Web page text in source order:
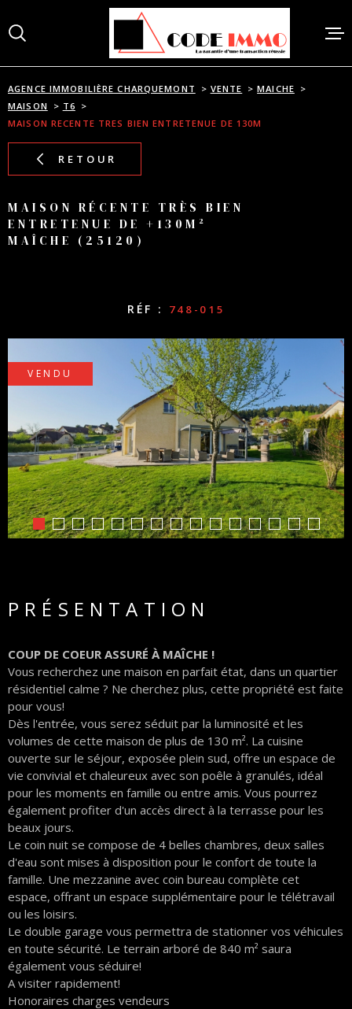
au
menu
au
contenu
AGENCE IMMOBILIÈRE CHARQUEMONT VENTE
MAICHE
MAISON
T6
MAISON RECENTE TRES BIEN ENTRETENUE DE 130M
RETOUR
MAISON RÉCENTE TRÈS BIEN
ENTRETENUE DE +130M²
MAÎCHE (25120)
RÉF : 748-015
VENDU
PRÉSENTATION
COUP DE COEUR ASSURÉ À MAÎCHE !
Vous recherchez une maison en parfait état, dans un quartier
résidentiel calme ? Ne cherchez plus, cette propriété est faite
pour vous!
Dès l'entrée, vous serez séduit par la luminosité et les
volumes de cette maison de plus de 130 m². La cuisine
ouverte sur le séjour, exposée plein sud, offre un espace de
vie convivial et chaleureux avec son poêle à granulés, idéal
pour les moments en famille ou entre amis. Vous pourrez
également profiter d'un accès direct à la terrasse pour les
beaux jours.
Le coin nuit se compose de 4 belles chambres, deux salles
d'eau sont mises à disposition pour le confort de toute la
famille. Une mezzanine avec coin bureau complète cet
espace, offrant un espace supplémentaire pour le télétravail
ou les loisirs.
Le double garage vous permettra de stationner vos véhicules
en toute sécurité. Le terrain arboré de 840 m² saura
également vous séduire!
A visiter rapidement!
Honoraires charges vendeurs